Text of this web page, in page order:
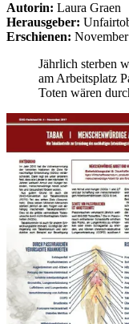
Autorin: Laura Graen
Herausgeber:
Erschienen:
Jährlich sterben
am Arbeitsplatz
Toten wären